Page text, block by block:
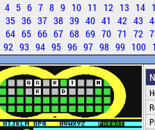
4 5 6 7 8 9 10 11 12 13 14
35 36 37 38 39 40 41 42 43
64 65 66 67 68 69 70 71 72
92 93 94 95 96 97 98 99 100